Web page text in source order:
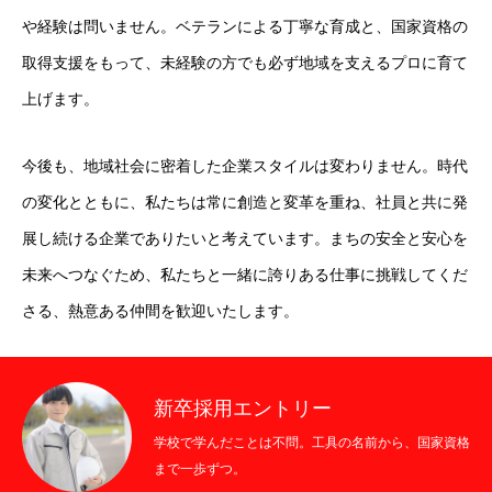
や経験は問いません。ベテランによる丁寧な育成と、国家資格の
取得支援をもって、未経験の方でも必ず地域を支えるプロに育て
上げます。
今後も、地域社会に密着した企業スタイルは変わりません。時代
の変化とともに、私たちは常に創造と変革を重ね、社員と共に発
展し続ける企業でありたいと考えています。まちの安全と安心を
未来へつなぐため、私たちと一緒に誇りある仕事に挑戦してくだ
さる、熱意ある仲間を歓迎いたします。
新卒採用エントリー
学校で学んだことは不問。工具の名前から、国家資格
まで一歩ずつ。